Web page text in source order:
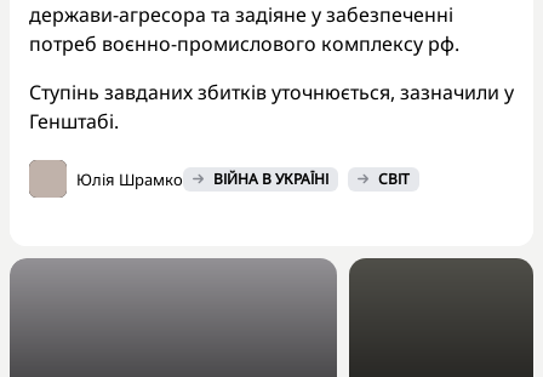
держави-агресора та задіяне у забезпеченні
потреб воєнно-промислового комплексу рф.
Ступінь завданих збитків уточнюється, зазначили у
Генштабі.
Юлія Шрамко ВІЙНА В УКРАЇНІ СВІТ